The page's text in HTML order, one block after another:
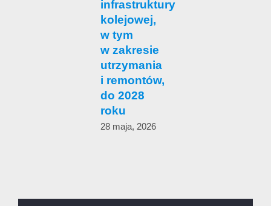
infrastruktury
kolejowej,
w tym
w zakresie
utrzymania
i remontów,
do 2028
roku
28 maja, 2026